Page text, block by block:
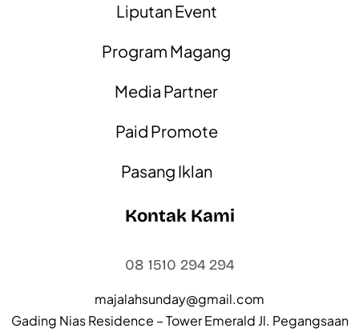
Liputan Event
Program Magang
Media Partner
Paid Promote
Pasang Iklan
Kontak Kami
08 1510 294 294
majalahsunday@gmail.com
Gading Nias Residence – Tower Emerald Jl. Pegangsaan